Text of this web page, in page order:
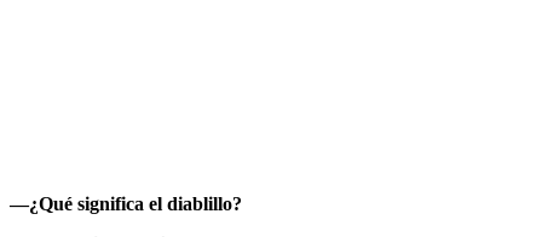
—¿Qué significa el diablillo?